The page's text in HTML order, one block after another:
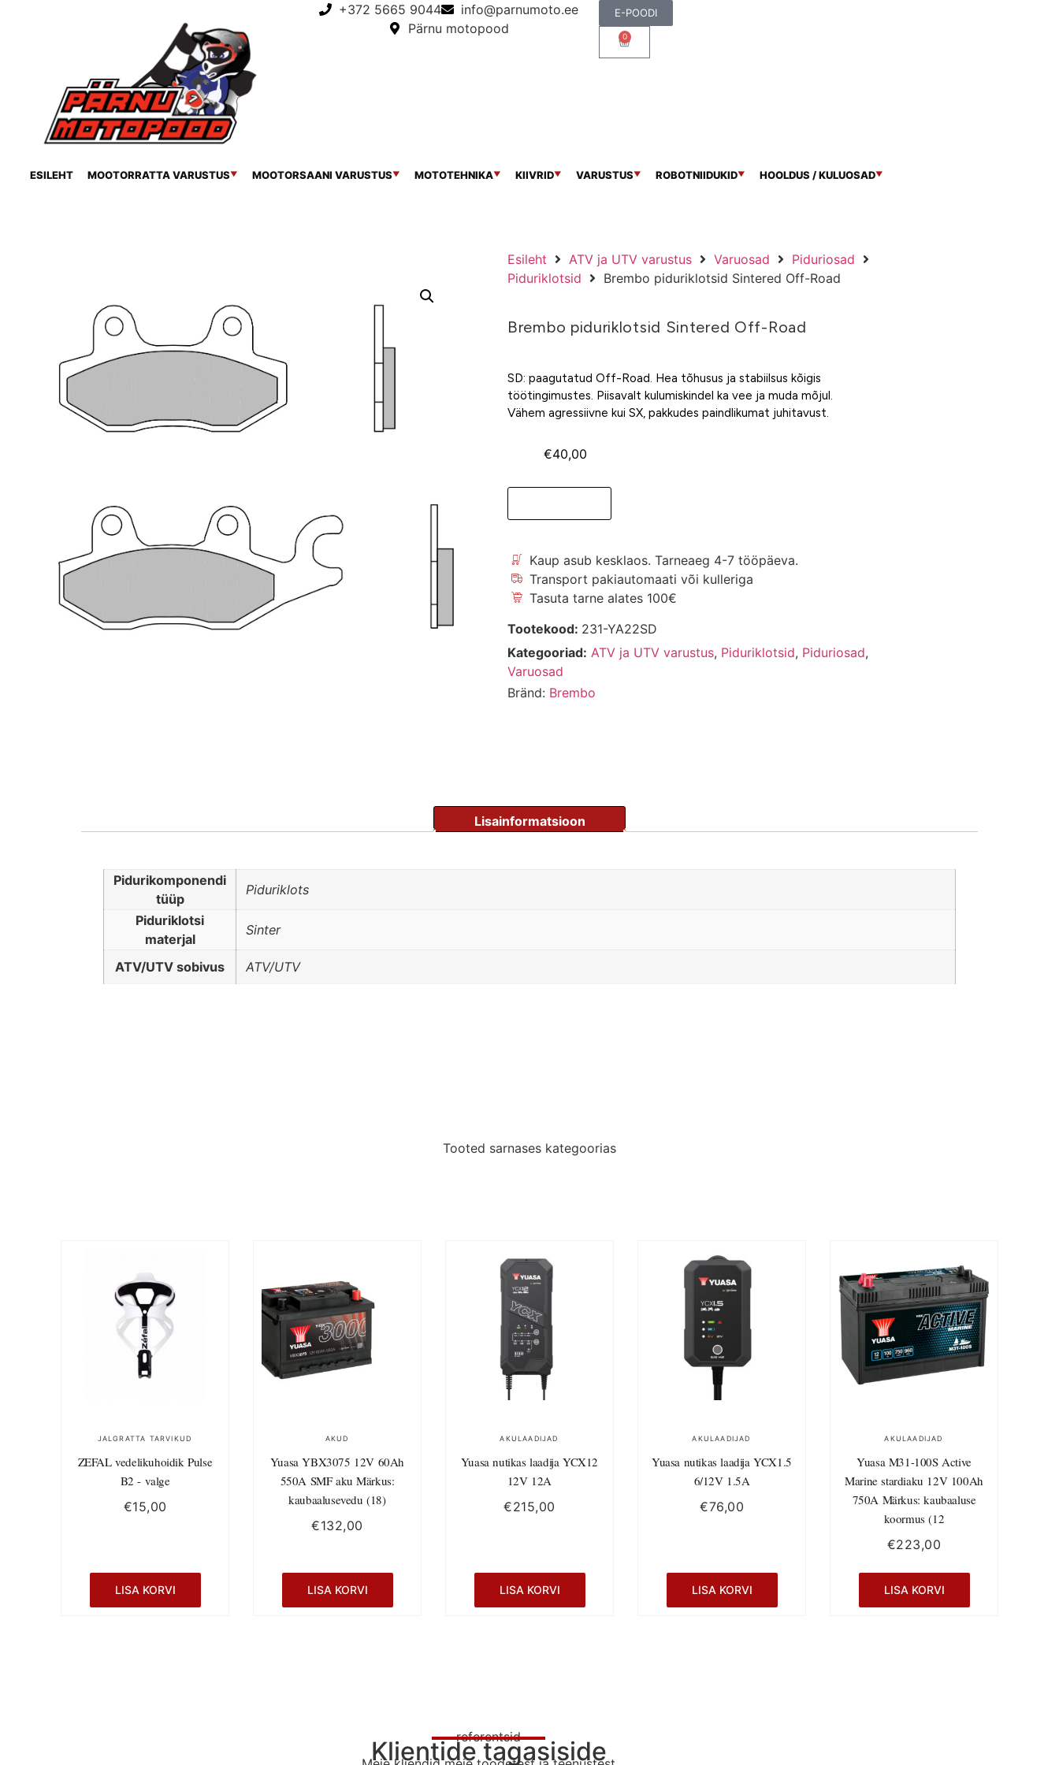
+372 5665 9044
info@parnumoto.ee
Pärnu motopood
E-POODI
0
ESILEHT MOOTORRATTA VARUSTUS▼ MOOTORSAANI VARUSTUS▼ MOTOTEHNIKA▼ KIIVRID▼ VARUSTUS▼ ROBOTNIIDUKID▼ HOOLDUS / KULUOSAD▼
Esileht ATV ja UTV varustus Varuosad
Piduriosad
Piduriklotsid
Brembo piduriklotsid Sintered Off-Road
Brembo piduriklotsid Sintered Off-Road
SD: paagutatud Off-Road. Hea tõhusus ja stabiilsus kõigis
töötingimustes. Piisavalt kulumiskindel ka vee ja muda mõjul.
Vähem agressiivne kui SX, pakkudes paindlikumat juhitavust.
€40,00
Kaup asub kesklaos. Tarneaeg 4-7 tööpäeva.
Transport pakiautomaati või kulleriga
Tasuta tarne alates 100€
Tootekood: 231-YA22SD
Kategooriad: ATV ja UTV varustus, Piduriklotsid, Piduriosad,
Varuosad
Bränd: Brembo
Pidurikomponendi
tüüp
Piduriklots
Piduriklotsi
materjal
Sinter
ATV/UTV sobivus ATV/UTV
Tooted sarnases kategoorias
JALGRATTA TARVIKUD
ZEFAL vedelikuhoidik Pulse
B2 - valge
€15,00
LISA KORVI
AKUD
Yuasa YBX3075 12V 60Ah
550A SMF aku Märkus:
kaubaalusevedu (18)
€132,00
LISA KORVI
AKULAADIJAD
Yuasa nutikas laadija YCX12
12V 12A
€215,00
LISA KORVI
AKULAADIJAD
Yuasa nutikas laadija YCX1.5
6/12V 1.5A
€76,00
LISA KORVI
AKULAADIJAD
Yuasa M31-100S Active
Marine stardiaku 12V 100Ah
750A Märkus: kaubaaluse
koormus (12
€223,00
LISA KORVI
referentsid
Klientide tagasiside